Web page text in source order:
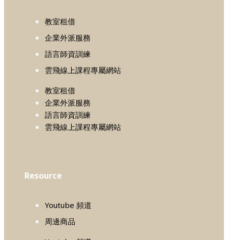
教室租借
企業外派服務
語言師資訓練
雲飛線上課程專屬網站
教室租借
企業外派服務
語言師資訓練
雲飛線上課程專屬網站
Resource
Youtube 頻道
周邊商品